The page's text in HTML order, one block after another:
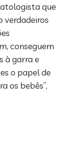
que
verdadeiros
conseguem
à garra e
o papel de
os bebês”,